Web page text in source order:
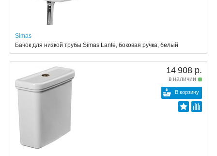
Simas
Бачок для низкой трубы Simas Lante, боковая ручка, белый
14 908 р.
в наличии
В корзину